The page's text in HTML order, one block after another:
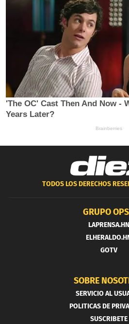
TODOS LOS DERECHOS
GRUPO
LAPRENSA.HN
GOTV
SOBRE
SERVICIO AL
POLITICAS DE
SUSCRIBETE